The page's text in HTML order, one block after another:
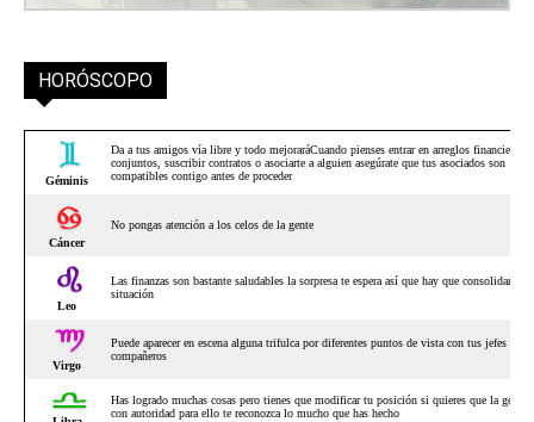
HORÓSCOPO